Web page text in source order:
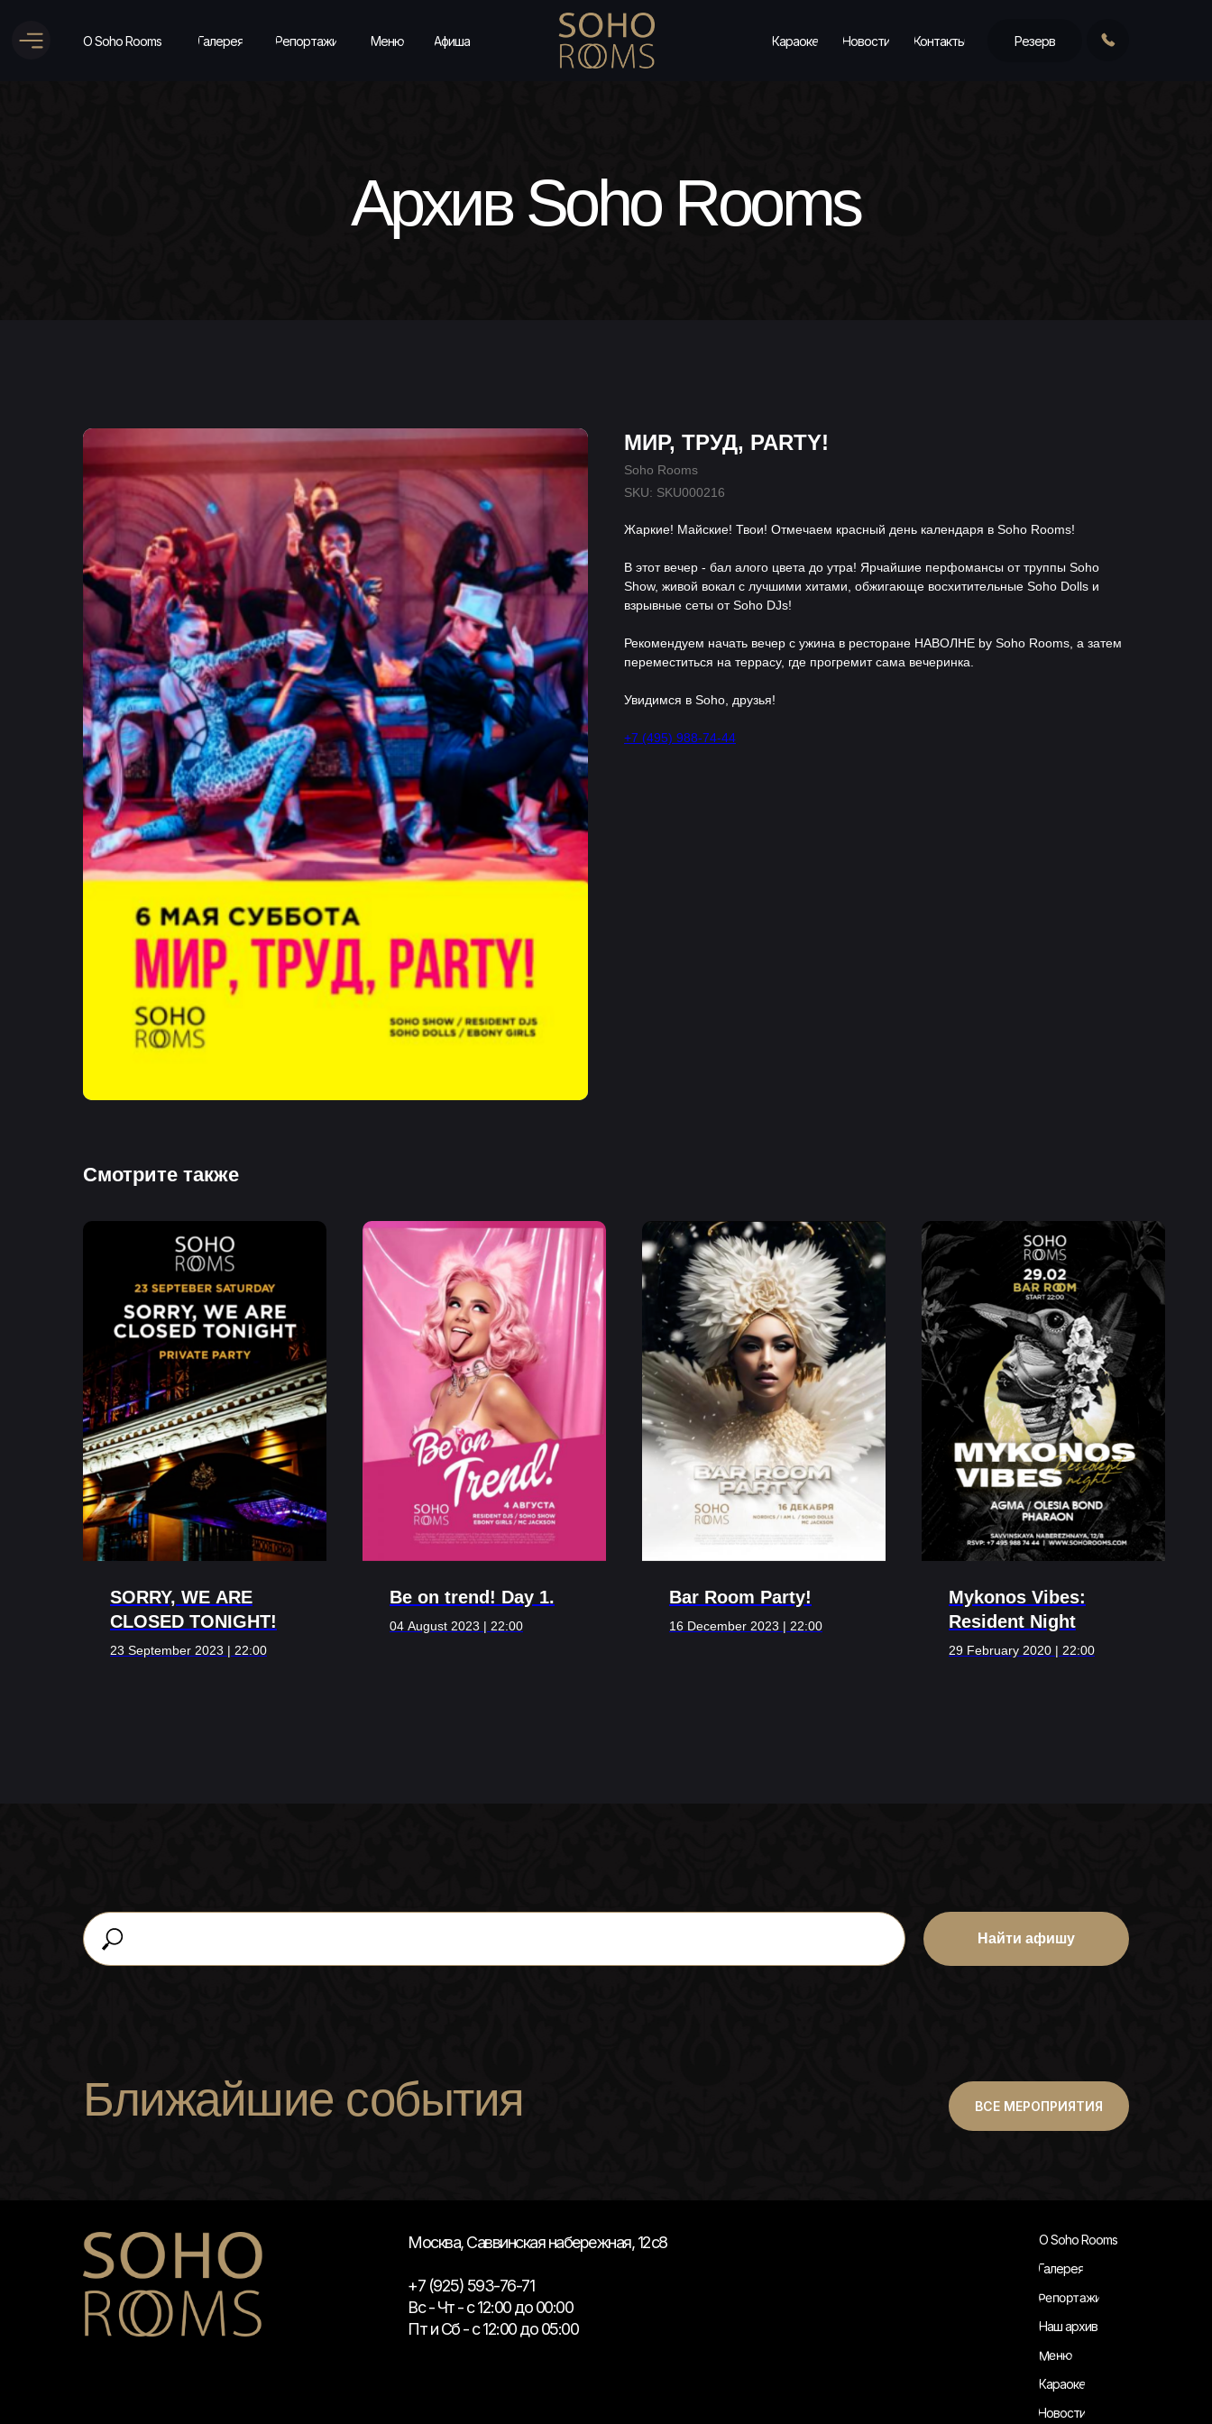
Резерв
Контакты
Новости
Караоке
Афиша
Меню
Репортажи
Галерея
О Soho Rooms
Архив Soho Rooms
МИР, ТРУД, PARTY!
Soho Rooms
SKU: SKU000216
Жаркие! Майские! Твои! Отмечаем красный день календаря в Soho Rooms!
В этот вечер - бал алого цвета до утра! Ярчайшие перфомансы от труппы Soho
Show, живой вокал с лучшими хитами, обжигающе восхитительные Soho Dolls и
взрывные сеты от Soho DJs!
Рекомендуем начать вечер с ужина в ресторане НАВОЛНЕ by Soho Rooms, а затем
переместиться на террасу, где прогремит сама вечеринка.
Увидимся в Soho, друзья!
+7 (495) 988-74-44
Смотрите также
SORRY, WE ARE
CLOSED TONIGHT!
23 September 2023 | 22:00
Be on trend! Day 1.
04 August 2023 | 22:00
Bar Room Party!
16 December 2023 | 22:00
Mykonos Vibes:
Resident Night
29 February 2020 | 22:00
Найти афишу
Ближайшие события ВСЕ МЕРОПРИЯТИЯ
Москва, Саввинская набережная, 12с8
+7 (925) 593-76-71
Вс - Чт - с 12:00 до 00:00
Пт и Сб - с 12:00 до 05:00
О Soho Rooms
Галерея
Репортажи
Наш архив
Меню
Караоке
Новости